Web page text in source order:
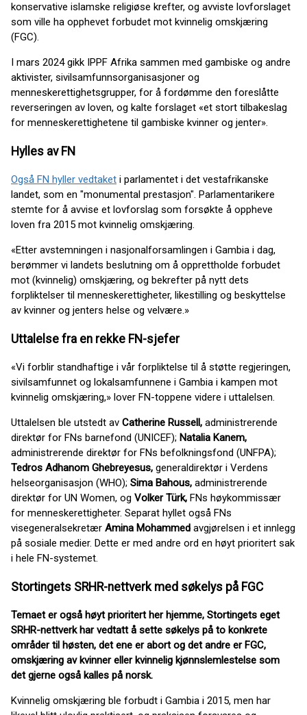
konservative islamske religiøse krefter, og avviste lovforslaget
som ville ha opphevet forbudet mot kvinnelig omskjæring
(FGC).
I mars 2024 gikk IPPF Afrika sammen med gambiske og andre
aktivister, sivilsamfunnsorganisasjoner og
menneskerettighetsgrupper, for å fordømme den foreslåtte
reverseringen av loven, og kalte forslaget «et stort tilbakeslag
for menneskerettighetene til gambiske kvinner og jenter».
Hylles av FN
Også FN hyller vedtaket i parlamentet i det vestafrikanske
landet, som en "monumental prestasjon". Parlamentarikere
stemte for å avvise et lovforslag som forsøkte å oppheve
loven fra 2015 mot kvinnelig omskjæring.
«Etter avstemningen i nasjonalforsamlingen i Gambia i dag,
berømmer vi landets beslutning om å opprettholde forbudet
mot (kvinnelig) omskjæring, og bekrefter på nytt dets
forpliktelser til menneskerettigheter, likestilling og beskyttelse
av kvinner og jenters helse og velvære.»
Uttalelse fra en rekke FN-sjefer
«Vi forblir standhaftige i vår forpliktelse til å støtte regjeringen,
sivilsamfunnet og lokalsamfunnene i Gambia i kampen mot
kvinnelig omskjæring,» lover FN-toppene videre i uttalelsen.
Uttalelsen ble utstedt av Catherine Russell, administrerende
direktør for FNs barnefond (UNICEF); Natalia Kanem,
administrerende direktør for FNs befolkningsfond (UNFPA);
Tedros Adhanom Ghebreyesus, generaldirektør i Verdens
helseorganisasjon (WHO); Sima Bahous, administrerende
direktør for UN Women, og Volker Türk, FNs høykommissær
for menneskerettigheter. Separat hyllet også FNs
visegeneralsekretær Amina Mohammed avgjørelsen i et innlegg
på sosiale medier. Dette er med andre ord en høyt prioritert sak
i hele FN-systemet.
Stortingets SRHR-nettverk med søkelys på FGC
Temaet er også høyt prioritert her hjemme, Stortingets eget
SRHR-nettverk har vedtatt å sette søkelys på to konkrete
områder til høsten, det ene er abort og det andre er FGC,
omskjæring av kvinner eller kvinnelig kjønnslemlestelse som
det gjerne også kalles på norsk.
Kvinnelig omskjæring ble forbudt i Gambia i 2015, men har